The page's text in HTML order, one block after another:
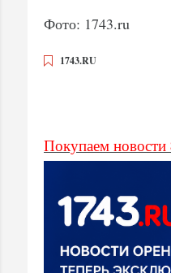
Фото: 1743.ru
1743.RU
Покупаем новости